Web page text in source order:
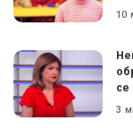
10
се
3